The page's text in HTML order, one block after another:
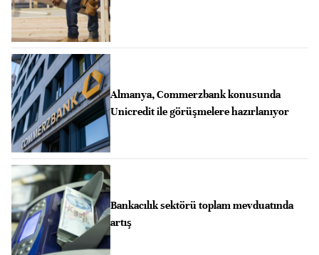
Almanya, Commerzbank konusunda
Unicredit ile görüşmelere hazırlanıyor
Bankacılık sektörü toplam mevduatında
artış